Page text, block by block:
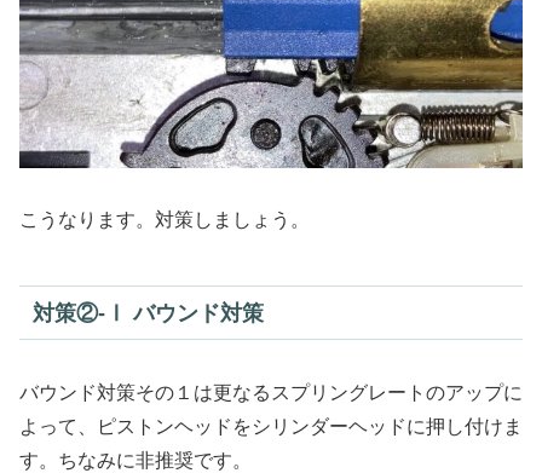
こうなります。対策しましょう。
対策②-Ⅰ バウンド対策
バウンド対策その１は更なるスプリングレートのアップに
よって、ピストンヘッドをシリンダーヘッドに押し付けま
す。ちなみに非推奨です。